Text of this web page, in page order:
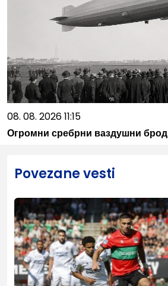
08. 08. 2026 11:15
Огромни сребрни ваздушни брод
Povezane vesti